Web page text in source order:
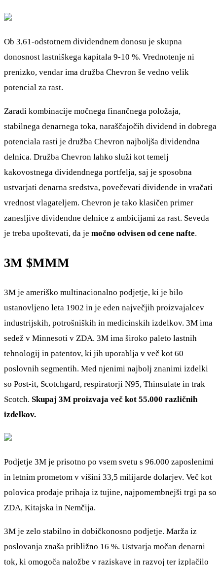
Ob 3,61-odstotnem dividendnem donosu je skupna
donosnost lastniškega kapitala 9-10 %. Vrednotenje ni
prenizko, vendar ima družba Chevron še vedno velik
potencial za rast.
Zaradi kombinacije močnega finančnega položaja,
stabilnega denarnega toka, naraščajočih dividend in dobrega
potenciala rasti je družba Chevron najboljša dividendna
delnica. Družba Chevron lahko služi kot temelj
kakovostnega dividendnega portfelja, saj je sposobna
ustvarjati denarna sredstva, povečevati dividende in vračati
vrednost vlagateljem. Chevron je tako klasičen primer
zanesljive dividendne delnice z ambicijami za rast. Seveda
je treba upoštevati, da je močno odvisen od cene nafte.
3M $MMM
3M je ameriško multinacionalno podjetje, ki je bilo
ustanovljeno leta 1902 in je eden največjih proizvajalcev
industrijskih, potrošniških in medicinskih izdelkov. 3M ima
sedež v Minnesoti v ZDA. 3M ima široko paleto lastnih
tehnologij in patentov, ki jih uporablja v več kot 60
poslovnih segmentih. Med njenimi najbolj znanimi izdelki
so Post-it, Scotchgard, respiratorji N95, Thinsulate in trak
Scotch. Skupaj 3M proizvaja več kot 55.000 različnih
izdelkov.
Podjetje 3M je prisotno po vsem svetu s 96.000 zaposlenimi
in letnim prometom v višini 33,5 milijarde dolarjev. Več kot
polovica prodaje prihaja iz tujine, najpomembnejši trgi pa so
ZDA, Kitajska in Nemčija.
3M je zelo stabilno in dobičkonosno podjetje. Marža iz
poslovanja znaša približno 16 %. Ustvarja močan denarni
tok, ki omogoča naložbe v raziskave in razvoj ter izplačilo